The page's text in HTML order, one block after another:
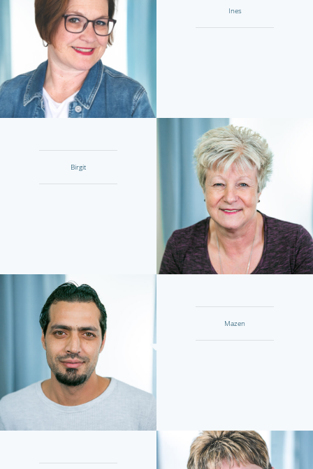
Ines
Birgit
Mazen